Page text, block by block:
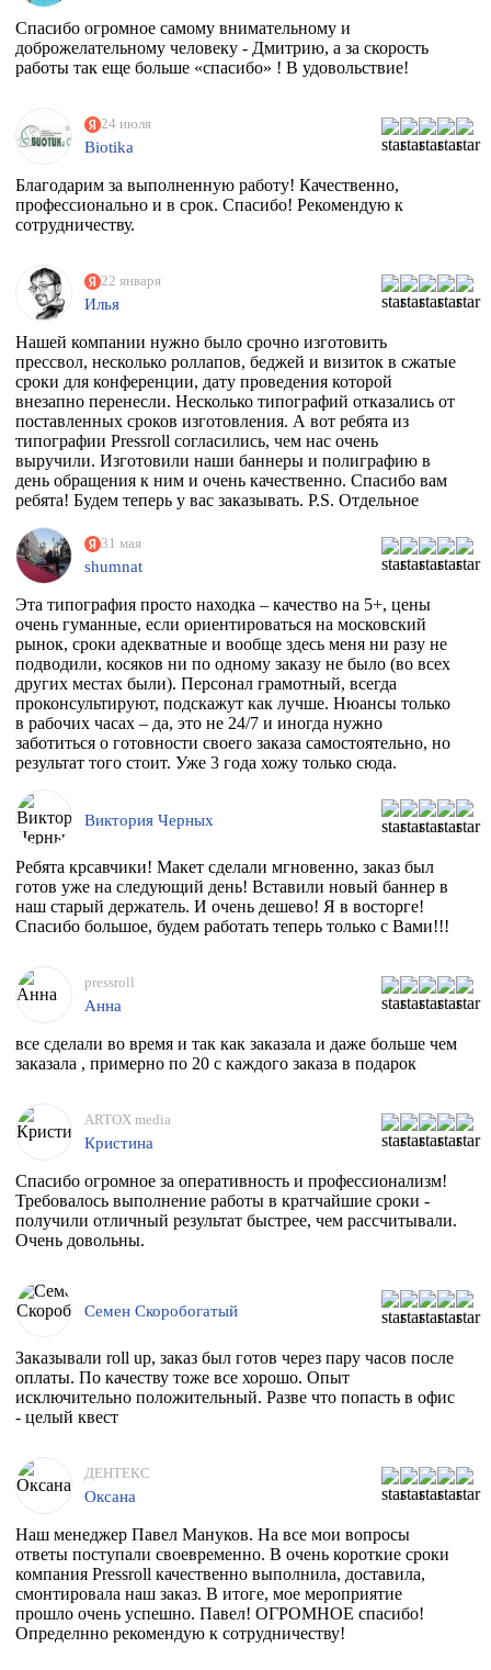
Спасибо огромное самому внимательному и
доброжелательному человеку - Дмитрию, а за скорость
работы так еще больше «спасибо» ! В удовольствие!
24 июля
Biotika
Благодарим за выполненную работу! Качественно,
профессионально и в срок. Спасибо! Рекомендую к
сотрудничеству.
22 января
Илья
Нашей компании нужно было срочно изготовить
прессвол, несколько роллапов, беджей и визиток в сжатые
сроки для конференции, дату проведения которой
внезапно перенесли. Несколько типографий отказались от
поставленных сроков изготовления. А вот ребята из
типографии Pressroll согласились, чем нас очень
выручили. Изготовили наши баннеры и полиграфию в
день обращения к ним и очень качественно. Спасибо вам
ребята! Будем теперь у вас заказывать. P.S. Отдельное
заказа квалифицированно всё растолковал и в
последствии сообщал нам о степени готовности заказа,
т.к. сроки нас поджимали.
31 мая
shumnat
Эта типография просто находка – качество на 5+, цены
очень гуманные, если ориентироваться на московский
рынок, сроки адекватные и вообще здесь меня ни разу не
подводили, косяков ни по одному заказу не было (во всех
других местах были). Персонал грамотный, всегда
проконсультируют, подскажут как лучше. Нюансы только
в рабочих часах – да, это не 24/7 и иногда нужно
заботиться о готовности своего заказа самостоятельно, но
результат того стоит. Уже 3 года хожу только сюда.
Виктория Черных
Ребята крсавчики! Макет сделали мгновенно, заказ был
готов уже на следующий день! Вставили новый баннер в
наш старый держатель. И очень дешево! Я в восторге!
Спасибо большое, будем работать теперь только с Вами!!!
pressroll
Анна
все сделали во время и так как заказала и даже больше чем
заказала , примерно по 20 с каждого заказа в подарок
ARTOX media
Кристина
Спасибо огромное за оперативность и профессионализм!
Требовалось выполнение работы в кратчайшие сроки -
получили отличный результат быстрее, чем рассчитывали.
Очень довольны.
Семен Скоробогатый
Заказывали roll up, заказ был готов через пару часов после
оплаты. По качеству тоже все хорошо. Опыт
исключительно положительный. Разве что попасть в офис
- целый квест
ДЕНТЕКС
Оксана
Наш менеджер Павел Мануков. На все мои вопросы
ответы поступали своевременно. В очень короткие сроки
компания Pressroll качественно выполнила, доставила,
смонтировала наш заказ. В итоге, мое мероприятие
прошло очень успешно. Павел! ОГРОМНОЕ спасибо!
Определнно рекомендую к сотрудничеству!